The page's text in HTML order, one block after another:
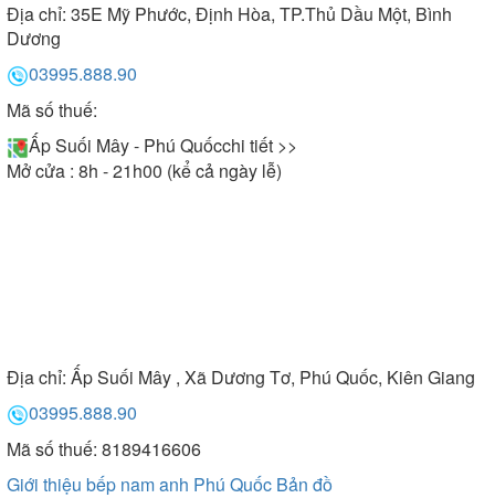
Địa chỉ: 35E Mỹ Phước, Định Hòa, TP.Thủ Dầu Một, Bình
Dương
03995.888.90
Mã số thuế:
Ấp Suối Mây - Phú Quốcchi tiết >>
Mở cửa : 8h - 21h00 (kể cả ngày lễ)
Địa chỉ: Ấp Suối Mây , Xã Dương Tơ, Phú Quốc, Kiên Giang
03995.888.90
Mã số thuế: 8189416606
Giới thiệu bếp nam anh Phú Quốc Bản đồ